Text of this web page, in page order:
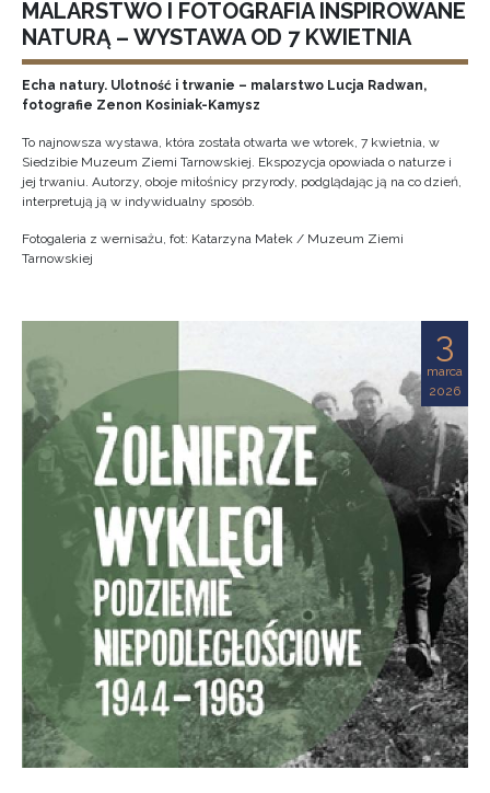
MALARSTWO I FOTOGRAFIA INSPIROWANE
NATURĄ – WYSTAWA OD 7 KWIETNIA
Echa natury. Ulotność i trwanie – malarstwo Lucja Radwan,
fotografie Zenon Kosiniak-Kamysz
To najnowsza wystawa, która została otwarta we wtorek, 7 kwietnia, w
Siedzibie Muzeum Ziemi Tarnowskiej. Ekspozycja opowiada o naturze i
jej trwaniu. Autorzy, oboje miłośnicy przyrody, podglądając ją na co dzień,
interpretują ją w indywidualny sposób.
Fotogaleria z wernisażu, fot: Katarzyna Małek / Muzeum Ziemi
Tarnowskiej
3
marca
2026